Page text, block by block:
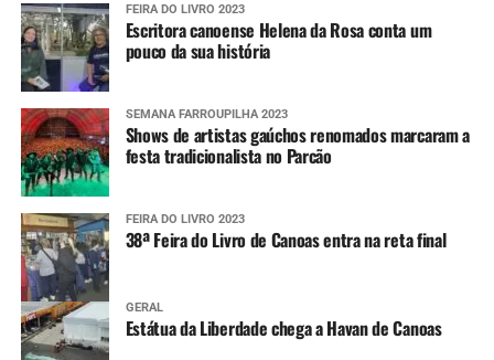
FEIRA DO LIVRO 2023
Escritora canoense Helena da Rosa conta um
pouco da sua história
SEMANA FARROUPILHA 2023
Shows de artistas gaúchos renomados marcaram a
festa tradicionalista no Parcão
FEIRA DO LIVRO 2023
38ª Feira do Livro de Canoas entra na reta final
GERAL
Estátua da Liberdade chega a Havan de Canoas